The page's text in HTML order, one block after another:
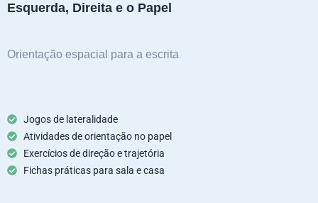
Esquerda, Direita e o Papel
Orientação espacial para a escrita
Jogos de lateralidade
Atividades de orientação no papel
Exercícios de direção e trajetória
Fichas práticas para sala e casa